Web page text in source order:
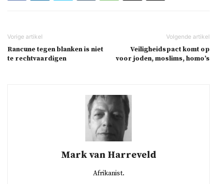
Rancune tegen blanken is niet
te rechtvaardigen
Veiligheidspact komt op
voor joden, moslims, homo’s
Mark van Harreveld
Afrikanist.